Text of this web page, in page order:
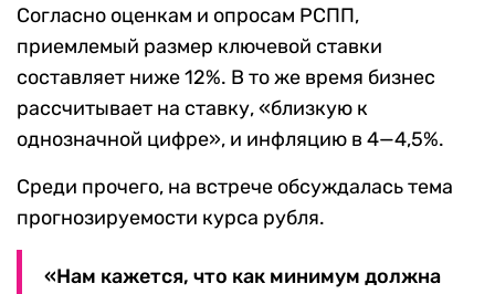
Согласно оценкам и опросам РСПП,
приемлемый размер ключевой ставки
составляет ниже 12%. В то же время бизнес
рассчитывает на ставку, «близкую к
однозначной цифре», и инфляцию в 4—4,5%.
Среди прочего, на встрече обсуждалась тема
прогнозируемости курса рубля.
«Нам кажется, что как минимум должна